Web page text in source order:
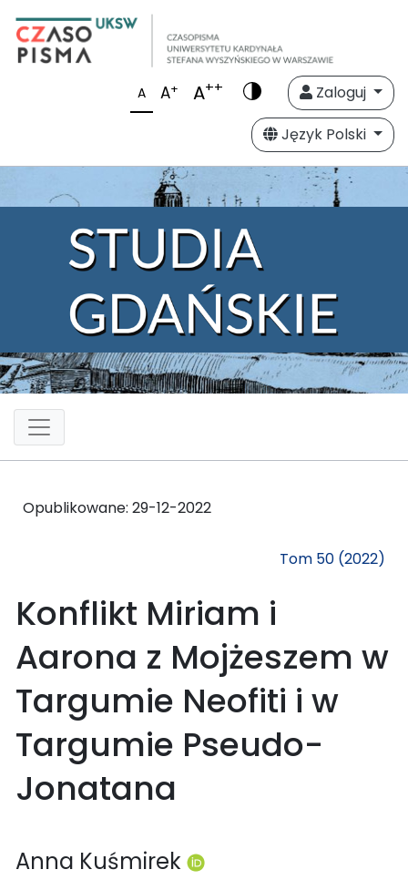
A A+ A++
Zaloguj
Język Polski
Opublikowane: 29-12-2022
Tom 50 (2022)
Konflikt Miriam i
Aarona z Mojżeszem w
Targumie Neofiti i w
Targumie Pseudo-
Jonatana
Anna Kuśmirek